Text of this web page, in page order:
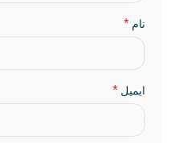
نام *
ایمیل *